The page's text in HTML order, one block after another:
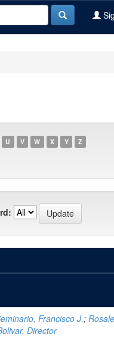
U V W X Y Z
Francisco J.;
Director